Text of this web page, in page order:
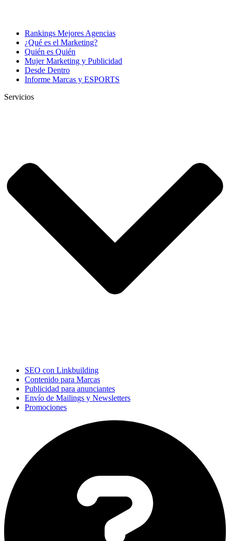
Rankings Mejores Agencias
¿Qué es el Marketing?
Quién es Quién
Mujer Marketing y Publicidad
Desde Dentro
Informe Marcas y ESPORTS
Servicios
SEO con Linkbuilding
Contenido para Marcas
Publicidad para anunciantes
Envío de Mailings y Newsletters
Promociones